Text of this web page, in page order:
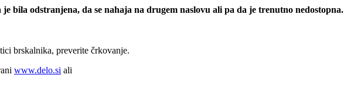
bila odstranjena, da se nahaja na drugem naslovu ali pa da je trenutno nedostopna.
brskalnika, preverite črkovanje.
www.delo.si ali